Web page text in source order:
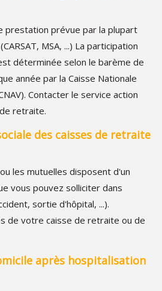
prestation prévue par la plupart
MSA, ...) La participation
déterminée selon le barème de
année par la Caisse Nationale
Contacter le service action
retraite.
des caisses de retraite
les mutuelles disposent d'un
vous pouvez solliciter dans
sortie d'hôpital, ...).
de votre caisse de retraite ou de
après hospitalisation